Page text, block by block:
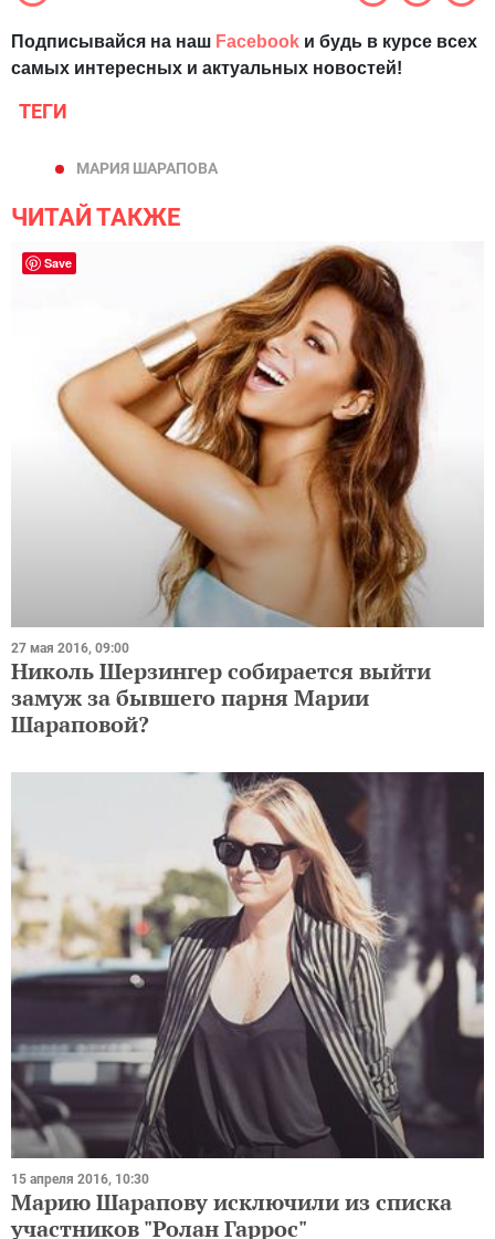
Подписывайся на наш Facebook и будь в курсе всех
самых интересных и актуальных новостей!
ТЕГИ
МАРИЯ ШАРАПОВА
ЧИТАЙ ТАКЖЕ
27 мая 2016, 09:00
Николь Шерзингер собирается выйти
замуж за бывшего парня Марии
Шараповой?
15 апреля 2016, 10:30
Марию Шарапову исключили из списка
участников "Ролан Гаррос"
Save